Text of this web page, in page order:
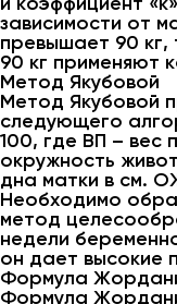
зависимости от
превышает 90 кг,
90 кг применяют
Метод Якубовой
Метод Якубовой
следующего
100, где ВП –
окружность
дна матки в см.
Необходимо
метод
недели
он дает высокие
Формула
Формула